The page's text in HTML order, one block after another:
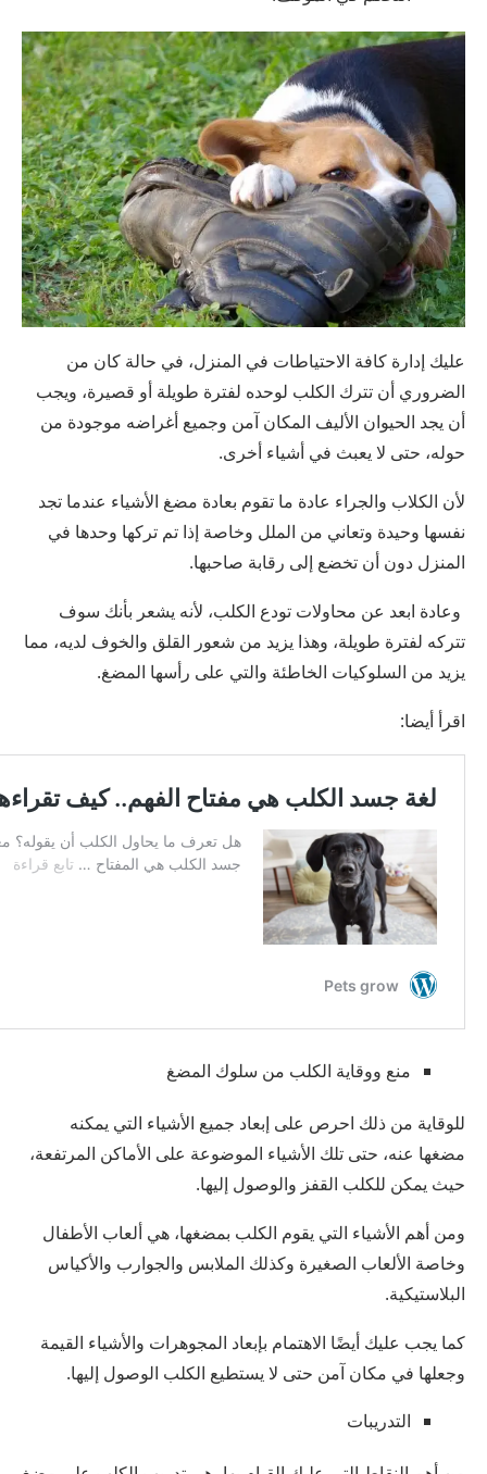
عليك إدارة كافة الاحتياطات في المنزل، في حالة كان من
الضروري أن تترك الكلب لوحده لفترة طويلة أو قصيرة، ويجب
أن يجد الحيوان الأليف المكان آمن وجميع أغراضه موجودة من
حوله، حتى لا يعبث في أشياء أخرى.
لأن الكلاب والجراء عادة ما تقوم بعادة مضغ الأشياء عندما تجد
نفسها وحيدة وتعاني من الملل وخاصة إذا تم تركها وحدها في
المنزل دون أن تخضع إلى رقابة صاحبها.
وعادة ابعد عن محاولات تودع الكلب، لأنه يشعر بأنك سوف
تتركه لفترة طويلة، وهذا يزيد من شعور القلق والخوف لديه، مما
يزيد من السلوكيات الخاطئة والتي على رأسها المضغ.
اقرأ أيضا:
منع ووقاية الكلب من سلوك المضغ
للوقاية من ذلك احرص على إبعاد جميع الأشياء التي يمكنه
مضغها عنه، حتى تلك الأشياء الموضوعة على الأماكن المرتفعة،
حيث يمكن للكلب القفز والوصول إليها.
ومن أهم الأشياء التي يقوم الكلب بمضغها، هي ألعاب الأطفال
وخاصة الألعاب الصغيرة وكذلك الملابس والجوارب والأكياس
البلاستيكية.
كما يجب عليك أيضًا الاهتمام بإبعاد المجوهرات والأشياء القيمة
وجعلها في مكان آمن حتى لا يستطيع الكلب الوصول إليها.
التدريبات